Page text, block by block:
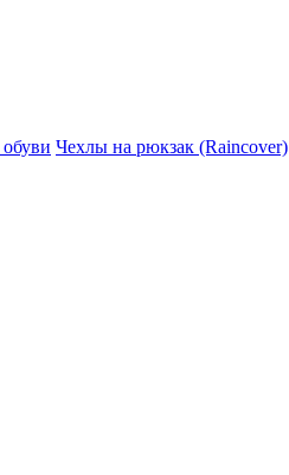
Чехлы на рюкзак (Raincover)